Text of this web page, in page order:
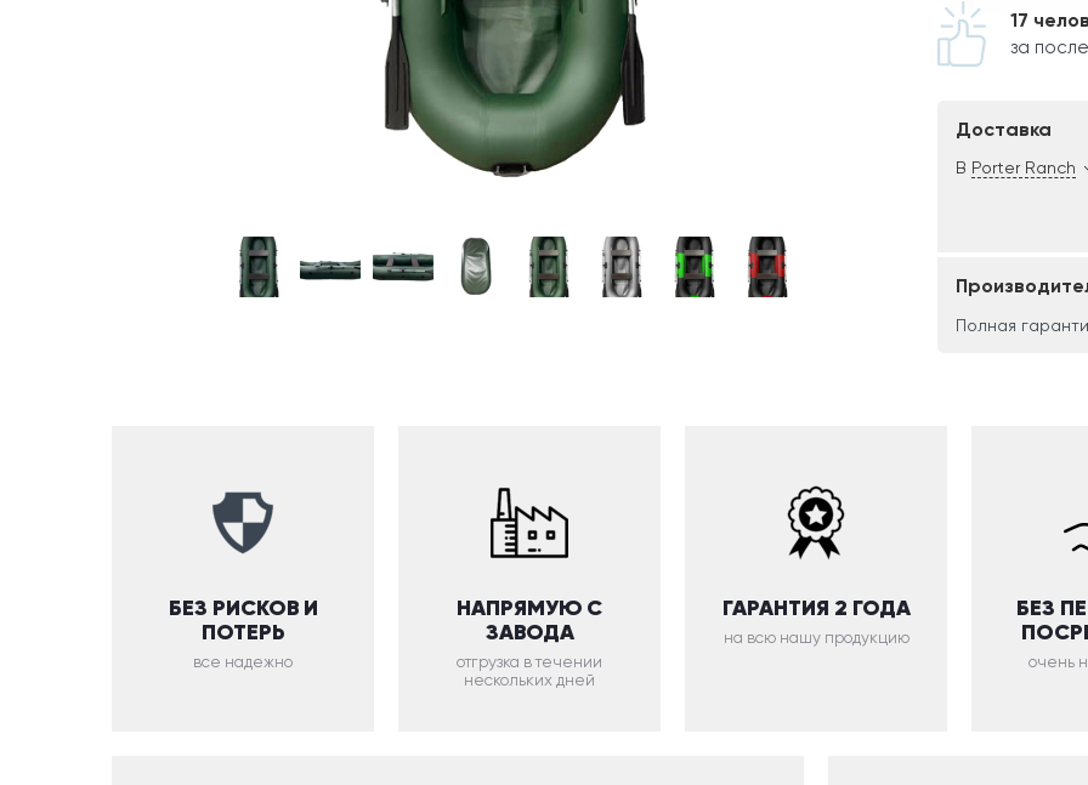
17
за
Доставка
В Porter Ranch
Полная
БЕЗ РИСКОВ И
ПОТЕРЬ
все надежно
НАПРЯМУЮ С
ЗАВОДА
отгрузка в течении
нескольких дней
ГАРАНТИЯ 2 ГОДА
на всю нашу продукцию
БЕЗ
очень